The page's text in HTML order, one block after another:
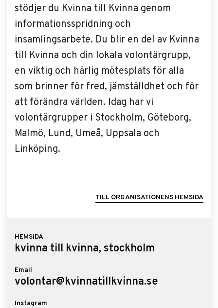
HEMSIDA
kvinna till kvinna, stockholm
Email
volontar@kvinnatillkvinna.se
Instagram
stödjer du Kvinna till Kvinna genom
informationsspridning och
insamlingsarbete. Du blir en del av Kvinna
till Kvinna och din lokala volontärgrupp,
en viktig och härlig mötesplats för alla
som brinner för fred, jämställdhet och för
att förändra världen. Idag har vi
volontärgrupper i Stockholm, Göteborg,
Malmö, Lund, Umeå, Uppsala och
Linköping.
TILL ORGANISATIONENS HEMSIDA